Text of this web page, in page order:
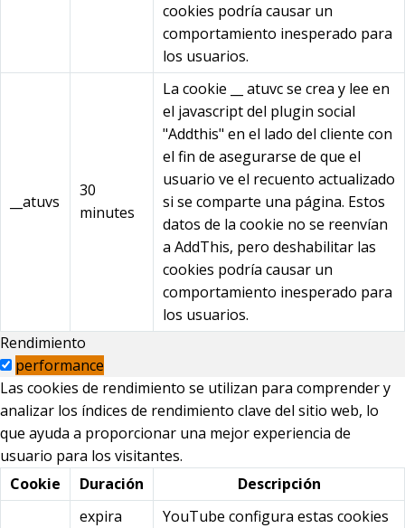
cookies podría causar un
comportamiento inesperado para
los usuarios.
__atuvs
30
minutes
La cookie __ atuvc se crea y lee en
el javascript del plugin social
"Addthis" en el lado del cliente con
el fin de asegurarse de que el
usuario ve el recuento actualizado
si se comparte una página. Estos
datos de la cookie no se reenvían
a AddThis, pero deshabilitar las
cookies podría causar un
comportamiento inesperado para
los usuarios.
Rendimiento
performance
Las cookies de rendimiento se utilizan para comprender y
analizar los índices de rendimiento clave del sitio web, lo
que ayuda a proporcionar una mejor experiencia de
usuario para los visitantes.
Cookie
Duración Descripción
expira
YouTube configura estas cookies